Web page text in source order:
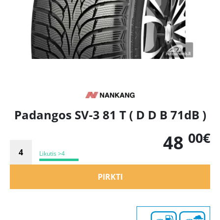
Padangos SV-3 81 T ( D D B 71dB )
Likutis >4 48 00€
PIRKTI